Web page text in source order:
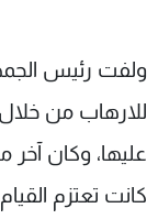
ولفت رئيس
للارهاب من خلال
عليها، وكان
كانت تعتزم